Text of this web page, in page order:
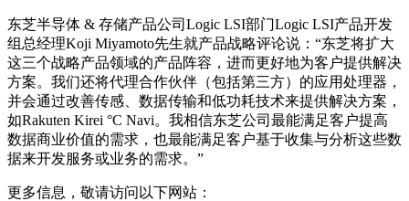
东芝半导体 & 存储产品公司Logic LSI部门Logic LSI产品开发
组总经理Koji Miyamoto先生就产品战略评论说：“东芝将扩大
这三个战略产品领域的产品阵容，进而更好地为客户提供解决
方案。我们还将代理合作伙伴（包括第三方）的应用处理器，
并会通过改善传感、数据传输和低功耗技术来提供解决方案，
如Rakuten Kirei °C Navi。我相信东芝公司最能满足客户提高
数据商业价值的需求，也最能满足客户基于收集与分析这些数
据来开发服务或业务的需求。”
更多信息，敬请访问以下网站：